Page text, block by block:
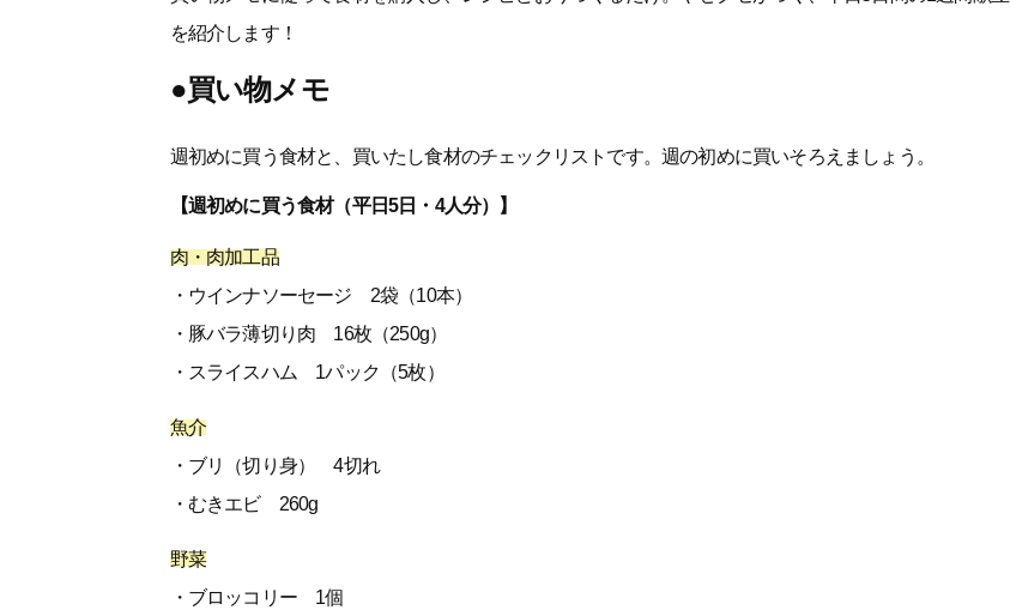
を紹介します！
●買い物メモ
週初めに買う食材と、買いたし食材のチェックリストです。週の初めに買いそろえましょう。
【週初めに買う食材（平日5日・4人分）】
肉・肉加工品
・ウインナソーセージ 2袋（10本）
・豚バラ薄切り肉 16枚（250g）
・スライスハム 1パック（5枚）
魚介
・ブリ（切り身） 4切れ
・むきエビ 260g
野菜
・ブロッコリー 1個